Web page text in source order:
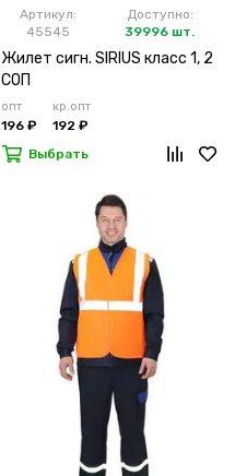
Артикул:
45545
Доступно:
39996 шт.
Жилет сигн. SIRIUS класс 1, 2
СОП
опт
196 ₽
кр.опт
192 ₽
Выбрать